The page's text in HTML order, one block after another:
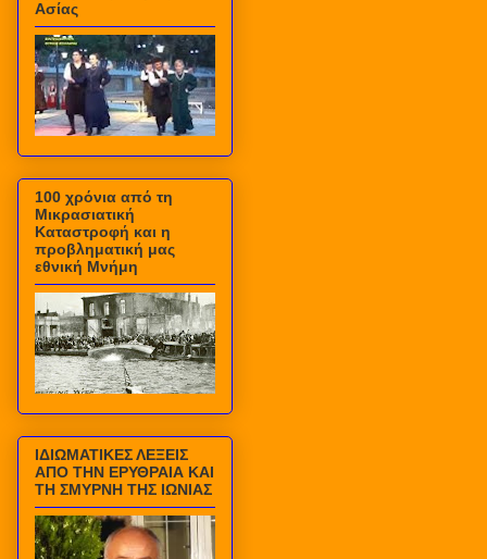
Ασίας
100 χρόνια από τη
Μικρασιατική
Καταστροφή και η
προβληματική μας
εθνική Μνήμη
ΙΔΙΩΜΑΤΙΚΕΣ ΛΕΞΕΙΣ
ΑΠΟ ΤΗΝ ΕΡΥΘΡΑΙΑ ΚΑΙ
ΤΗ ΣΜΥΡΝΗ ΤΗΣ ΙΩΝΙΑΣ